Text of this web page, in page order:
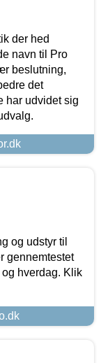
der hed
navn til Pro
beslutning,
det
har udvidet sig
og udstyr til
gennemtestet
hverdag. Klik